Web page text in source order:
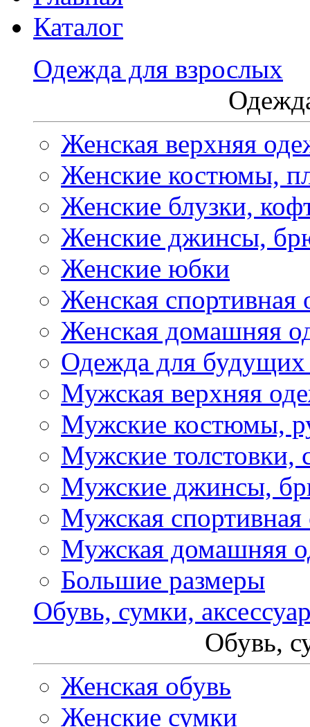
Каталог
Одежда для взрослых
Женская верхняя
Женские костюмы,
Женские блузки,
Женские джинсы,
Женские юбки
Женская спортивная
Женская домашняя
Одежда для
Мужская верхняя
Мужские костюмы,
Мужские толстовки,
Мужские джинсы,
Мужская спортивная
Мужская домашняя
Большие размеры
Обувь, сумки,
Обувь,
Женская обувь
Женские сумки